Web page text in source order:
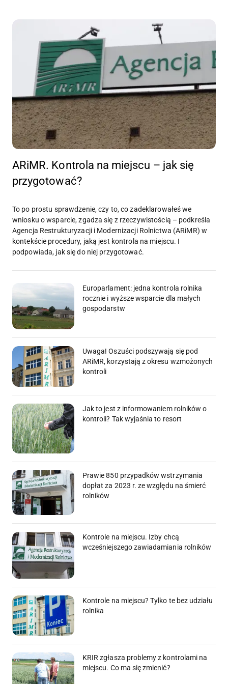
ARiMR. Kontrola na miejscu – jak się
przygotować?
To po prostu sprawdzenie, czy to, co zadeklarowałeś we
wniosku o wsparcie, zgadza się z rzeczywistością – podkreśla
Agencja Restrukturyzacji i Modernizacji Rolnictwa (ARiMR) w
kontekście procedury, jaką jest kontrola na miejscu. I
podpowiada, jak się do niej przygotować.
Europarlament: jedna kontrola rolnika
rocznie i wyższe wsparcie dla małych
gospodarstw
Uwaga! Oszuści podszywają się pod
ARiMR, korzystają z okresu wzmożonych
kontroli
Jak to jest z informowaniem rolników o
kontroli? Tak wyjaśnia to resort
Prawie 850 przypadków wstrzymania
dopłat za 2023 r. ze względu na śmierć
rolników
Kontrole na miejscu. Izby chcą
wcześniejszego zawiadamiania rolników
Kontrole na miejscu? Tylko te bez udziału
rolnika
KRIR zgłasza problemy z kontrolami na
miejscu. Co ma się zmienić?